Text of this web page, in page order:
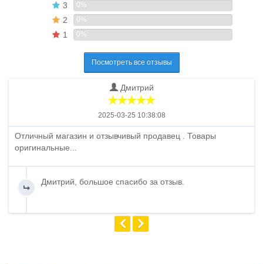
3 0%
2 0%
1 0%
Посмотреть все отзывы
Дмитрий
2025-03-25 10:38:08
Отличный магазин и отзывчивый продавец . Товары
оригинальные...
Дмитрий, большое спасибо за отзыв.